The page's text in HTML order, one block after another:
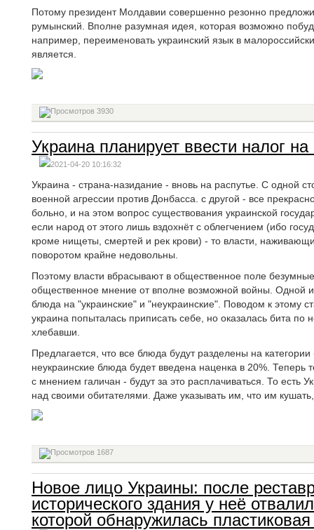
Потому президент Молдавии совершенно резонно
румынский. Вполне разумная идея, которая возможно
например, переименовать украинский язык в
является.
3930
Украина планирует ввести налог
2021-04-20 10:16:32
Украина - страна-назидание - вновь на распутье. С одной
военной агрессии против Донбасса. с другой - все
больно, и на этом вопрос существования украинской
если народ от этого лишь вздохнёт с облегчением (ибо
кроме нищеты, смертей и рек крови) - то власти,
поворотом крайне недовольны.
Поэтому власти вбрасывают в общественное поле
общественное мнение от вполне возможной войны. Одной
блюда на "украинские" и "неукраинские". Поводом к этому
украина попыталась приписать себе, но оказалась бита по
хлебавши.
Предлагается, что все блюда будут разделены на
неукраинские блюда будет введена наценка в 20%. Теперь
с мнением галичан - будут за это расплачиваться. То есть
над своими обитателями. Даже указывать им, что им кушать,
1687
Новое лицо Украины: после
исторического здания у неё
которой обнаружилась